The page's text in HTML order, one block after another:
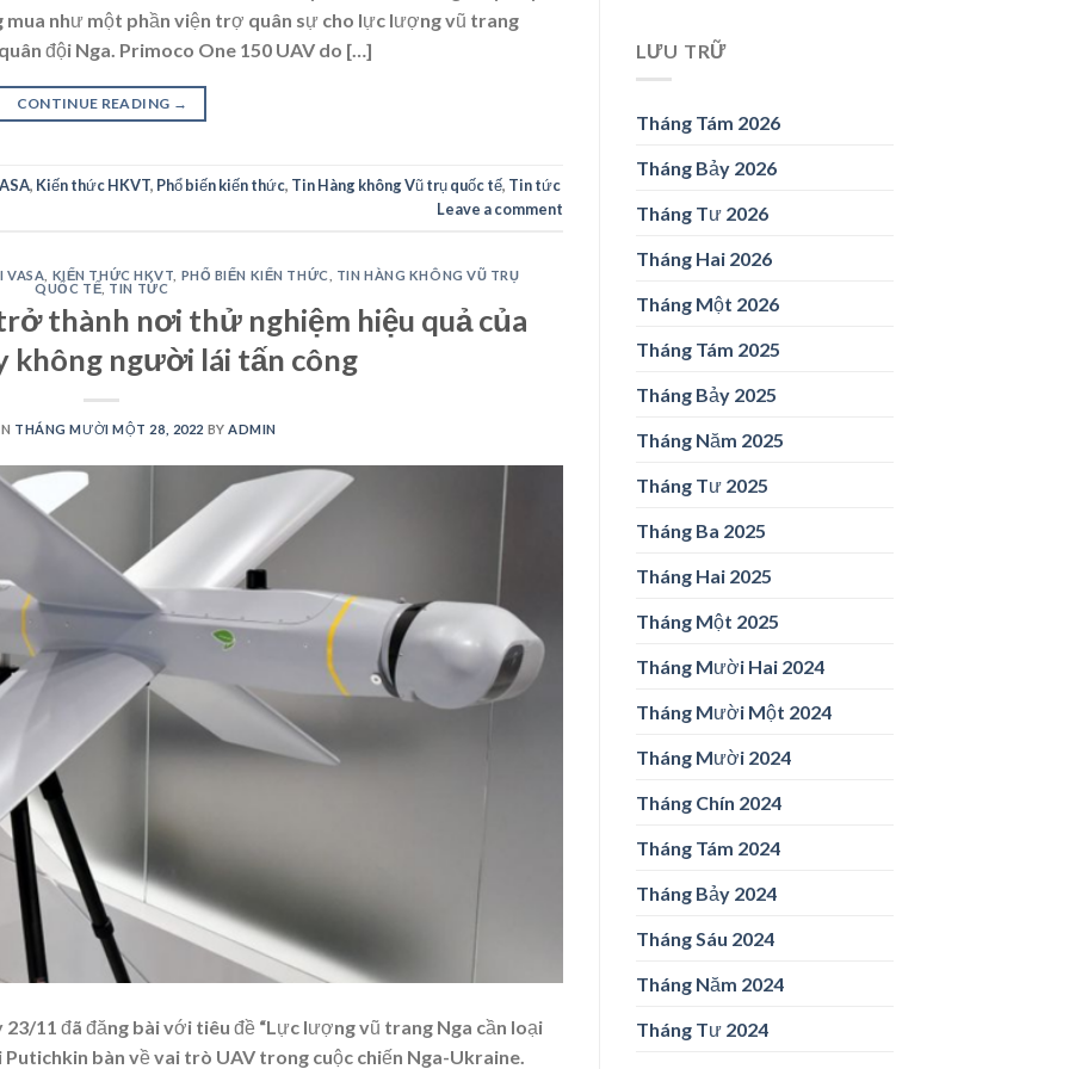
như một phần viện trợ quân sự cho lực lượng vũ trang
đội Nga. Primoco One 150 UAV do […]
CONTINUE READING →
, Kiến thức HKVT, Phổ biến kiến thức, Tin Hàng không Vũ trụ quốc tế, Tin tức
Leave a comment
VASA KIẾN THỨC HKVT PHỔ BIẾN KIẾN THỨC
TIN HÀNG KHÔNG VŨ TRỤ
QUỐC TẾ TIN TỨC
thành nơi thử nghiệm hiệu quả của
không người lái tấn công
THÁNG MƯỜI MỘT 28, 2022 BYADMIN
11 đã đăng bài với tiêu đề “Lực lượng vũ trang Nga cần loại
bàn về vai trò UAV trong cuộc chiến Nga-Ukraine.
LƯU TRỮ
Tháng Tám 2026
Tháng Bảy 2026
Tháng Tư 2026
Tháng Hai 2026
Tháng Một 2026
Tháng Tám 2025
Tháng Bảy 2025
Tháng Năm 2025
Tháng Tư 2025
Tháng Ba 2025
Tháng Hai 2025
Tháng Một 2025
Tháng Mười Hai 2024
Tháng Mười Một 2024
Tháng Mười 2024
Tháng Chín 2024
Tháng Tám 2024
Tháng Bảy 2024
Tháng Sáu 2024
Tháng Năm 2024
Tháng Tư 2024